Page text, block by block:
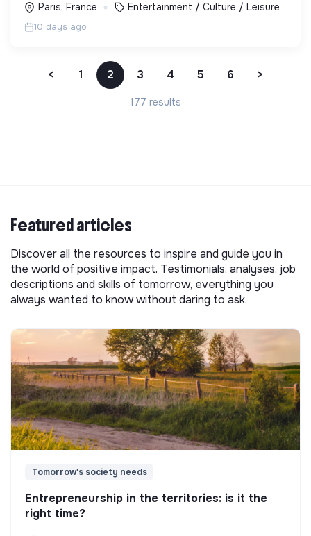
Paris, France Entertainment / Culture / Leisure
10 days ago
< 1 2 3 4 5 6 >
177 results
Featured articles
Discover all the resources to inspire and guide you in
the world of positive impact. Testimonials, analyses, job
descriptions and skills of tomorrow, everything you
always wanted to know without daring to ask.
Tomorrow's society needs
Entrepreneurship in the territories: is it the
right time?